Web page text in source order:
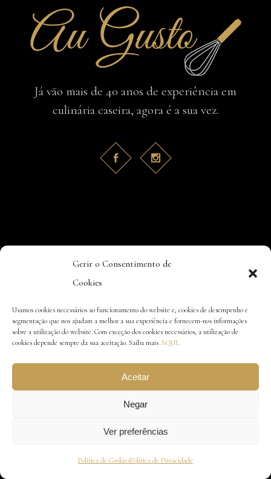
Gerir o Consentimento de
Cookies
Usamos cookies necessários ao funcionamento do website e, cookies de desempenho e
segmentação que nos ajudam a melhor a sua experiência e fornecem-nos informações
sobre a utilização do website. Com exceção dos cookies necessários, a utilização de
cookies depende sempre da sua aceitação. Saiba mais AQUI.
Aceitar
Negar
Ver preferências
Política de CookiesPolítica de Privacidade
Já vão mais de 40 anos de experiência em
culinária caseira, agora é a sua vez.